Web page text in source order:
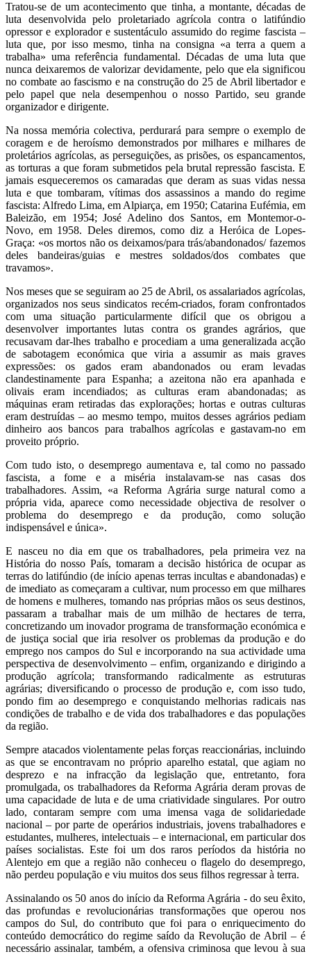
Tratou-se de um acontecimento que tinha, a montante, décadas de
luta desenvolvida pelo proletariado agrícola contra o latifúndio
opressor e explorador e sustentáculo assumido do regime fascista –
luta que, por isso mesmo, tinha na consigna «a terra a quem a
trabalha» uma referência fundamental. Décadas de uma luta que
nunca deixaremos de valorizar devidamente, pelo que ela significou
no combate ao fascismo e na construção do 25 de Abril libertador e
pelo papel que nela desempenhou o nosso Partido, seu grande
organizador e dirigente.
Na nossa memória colectiva, perdurará para sempre o exemplo de
coragem e de heroísmo demonstrados por milhares e milhares de
proletários agrícolas, as perseguições, as prisões, os espancamentos,
as torturas a que foram submetidos pela brutal repressão fascista. E
jamais esqueceremos os camaradas que deram as suas vidas nessa
luta e que tombaram, vítimas dos assassinos a mando do regime
fascista: Alfredo Lima, em Alpiarça, em 1950; Catarina Eufémia, em
Baleizão, em 1954; José Adelino dos Santos, em Montemor-o-
Novo, em 1958. Deles diremos, como diz a Heróica de Lopes-
Graça: «os mortos não os deixamos/para trás/abandonados/ fazemos
deles bandeiras/guias e mestres soldados/dos combates que
travamos».
Nos meses que se seguiram ao 25 de Abril, os assalariados agrícolas,
organizados nos seus sindicatos recém-criados, foram confrontados
com uma situação particularmente difícil que os obrigou a
desenvolver importantes lutas contra os grandes agrários, que
recusavam dar-lhes trabalho e procediam a uma generalizada acção
de sabotagem económica que viria a assumir as mais graves
expressões: os gados eram abandonados ou eram levadas
clandestinamente para Espanha; a azeitona não era apanhada e
olivais eram incendiados; as culturas eram abandonadas; as
máquinas eram retiradas das explorações; hortas e outras culturas
eram destruídas – ao mesmo tempo, muitos desses agrários pediam
dinheiro aos bancos para trabalhos agrícolas e gastavam-no em
proveito próprio.
Com tudo isto, o desemprego aumentava e, tal como no passado
fascista, a fome e a miséria instalavam-se nas casas dos
trabalhadores. Assim, «a Reforma Agrária surge natural como a
própria vida, aparece como necessidade objectiva de resolver o
problema do desemprego e da produção, como solução
indispensável e única».
E nasceu no dia em que os trabalhadores, pela primeira vez na
História do nosso País, tomaram a decisão histórica de ocupar as
terras do latifúndio (de início apenas terras incultas e abandonadas) e
de imediato as começaram a cultivar, num processo em que milhares
de homens e mulheres, tomando nas próprias mãos os seus destinos,
passaram a trabalhar mais de um milhão de hectares de terra,
concretizando um inovador programa de transformação económica e
de justiça social que iria resolver os problemas da produção e do
emprego nos campos do Sul e incorporando na sua actividade uma
perspectiva de desenvolvimento – enfim, organizando e dirigindo a
produção agrícola; transformando radicalmente as estruturas
agrárias; diversificando o processo de produção e, com isso tudo,
pondo fim ao desemprego e conquistando melhorias radicais nas
condições de trabalho e de vida dos trabalhadores e das populações
da região.
Sempre atacados violentamente pelas forças reaccionárias, incluindo
as que se encontravam no próprio aparelho estatal, que agiam no
desprezo e na infracção da legislação que, entretanto, fora
promulgada, os trabalhadores da Reforma Agrária deram provas de
uma capacidade de luta e de uma criatividade singulares. Por outro
lado, contaram sempre com uma imensa vaga de solidariedade
nacional – por parte de operários industriais, jovens trabalhadores e
estudantes, mulheres, intelectuais – e internacional, em particular dos
países socialistas. Este foi um dos raros períodos da história no
Alentejo em que a região não conheceu o flagelo do desemprego,
não perdeu população e viu muitos dos seus filhos regressar à terra.
Assinalando os 50 anos do início da Reforma Agrária - do seu êxito,
das profundas e revolucionárias transformações que operou nos
campos do Sul, do contributo que foi para o enriquecimento do
conteúdo democrático do regime saído da Revolução de Abril – é
necessário assinalar, também, a ofensiva criminosa que levou à sua